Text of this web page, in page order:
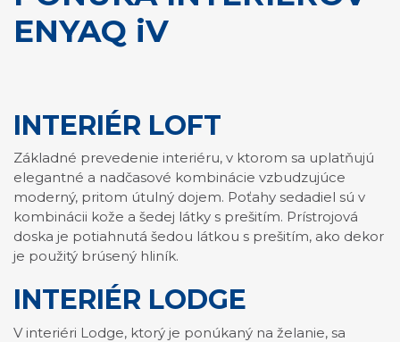
ENYAQ iV
INTERIÉR LOFT
Základné prevedenie interiéru, v ktorom sa uplatňujú
elegantné a nadčasové kombinácie vzbudzujúce
moderný, pritom útulný dojem. Poťahy sedadiel sú v
kombinácii kože a šedej látky s prešitím. Prístrojová
doska je potiahnutá šedou látkou s prešitím, ako dekor
je použitý brúsený hliník.
INTERIÉR LODGE
V interiéri Lodge, ktorý je ponúkaný na želanie, sa